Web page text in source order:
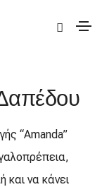
“Amanda”
και να κάνει